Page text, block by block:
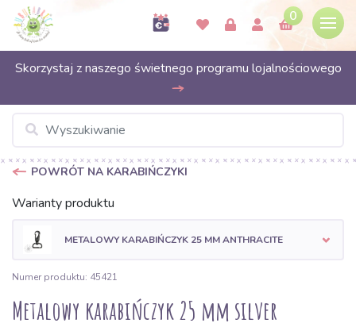
0
Skorzystaj z naszego świetnego programu lojalnościowego
POWRÓT NA KARABIŃCZYKI
Warianty produktu
METALOWY KARABIŃCZYK 25 MM ANTHRACITE
Numer produktu: 45421
Metalowy karabińczyk 25 mm silver